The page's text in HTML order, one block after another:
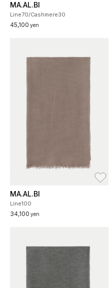
MA.AL.BI
Line70/Cashmere30
45,100 yen
MA.AL.BI
Line100
34,100 yen